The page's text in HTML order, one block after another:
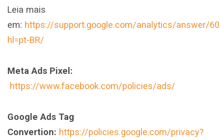
Leia mais
em: https://support.google.com/analytics/answer/
hl=pt-BR/
Meta Ads Pixel:
https://www.facebook.com/policies/ads/
Google Ads Tag
Convertion: https://policies.google.com/privacy?